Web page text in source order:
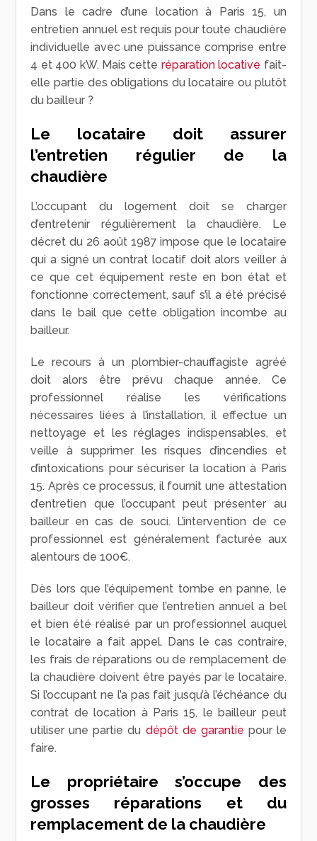
Dans le cadre d’une location à Paris 15, un
entretien annuel est requis pour toute chaudière
individuelle avec une puissance comprise entre
4 et 400 kW. Mais cette réparation locative fait-
elle partie des obligations du locataire ou plutôt
du bailleur ?
Le locataire doit assurer
l’entretien régulier de la
chaudière
L’occupant du logement doit se charger
d’entretenir régulièrement la chaudière. Le
décret du 26 août 1987 impose que le locataire
qui a signé un contrat locatif doit alors veiller à
ce que cet équipement reste en bon état et
fonctionne correctement, sauf s’il a été précisé
dans le bail que cette obligation incombe au
bailleur.
Le recours à un plombier-chauffagiste agréé
doit alors être prévu chaque année. Ce
professionnel réalise les vérifications
nécessaires liées à l’installation, il effectue un
nettoyage et les réglages indispensables, et
veille à supprimer les risques d’incendies et
d’intoxications pour sécuriser la location à Paris
15. Après ce processus, il fournit une attestation
d’entretien que l’occupant peut présenter au
bailleur en cas de souci. L’intervention de ce
professionnel est généralement facturée aux
alentours de 100€.
Dès lors que l’équipement tombe en panne, le
bailleur doit vérifier que l’entretien annuel a bel
et bien été réalisé par un professionnel auquel
le locataire a fait appel. Dans le cas contraire,
les frais de réparations ou de remplacement de
la chaudière doivent être payés par le locataire.
Si l’occupant ne l’a pas fait jusqu’à l’échéance du
contrat de location à Paris 15, le bailleur peut
utiliser une partie du dépôt de garantie pour le
faire.
Le propriétaire s’occupe des
grosses réparations et du
remplacement de la chaudière